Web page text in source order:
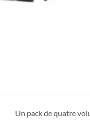
Un pack de quatre